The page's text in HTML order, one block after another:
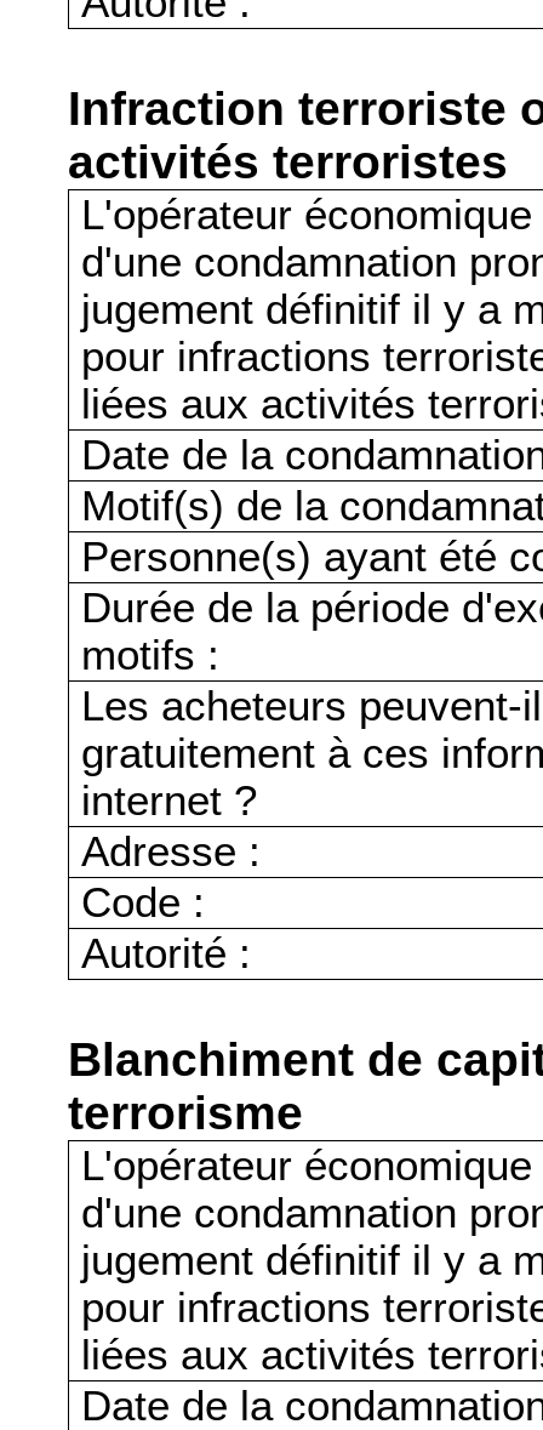
Infraction terroriste
activités terroristes
L'opérateur
d'une condamnation
jugement définitif il y a
pour infractions
liées aux activités
Date de la
Motif(s) de la
Personne(s) ayant été
Durée de la période
motifs :
Les acheteurs peuvent-
gratuitement à ces
internet ?
Adresse :
Code :
Autorité :
Blanchiment de
terrorisme
L'opérateur
d'une condamnation
jugement définitif il y a
pour infractions
liées aux activités
Date de la